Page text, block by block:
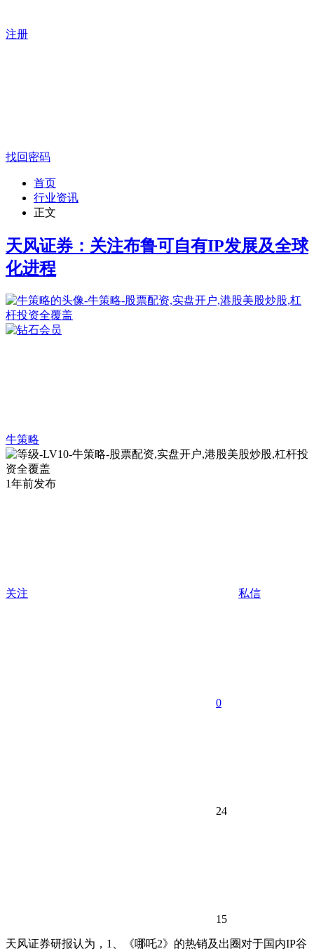
注册
找回密码
首页
行业资讯
正文
天风证券：关注布鲁可自有IP发展及全球
化进程
牛策略
1年前发布
关注 私信
0
24
15
天风证券研报认为，1、《哪吒2》的热销及出圈对于国内IP谷